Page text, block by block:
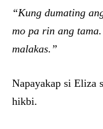
“Kung dumating
mo pa rin ang
malakas.”
Napayakap si Eliza
hikbi.